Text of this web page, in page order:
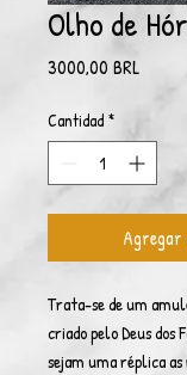
Olho de
3000,00 BRLPrecio
Cantidad *
Trata-se de um
criado pelo Deus dos
sejam uma réplica